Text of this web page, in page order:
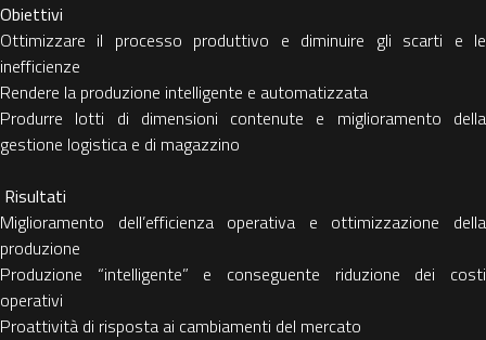
Obiettivi
Ottimizzare il processo produttivo e diminuire gli scarti e le
inefficienze
Rendere la produzione intelligente e automatizzata
Produrre lotti di dimensioni contenute e miglioramento della
gestione logistica e di magazzino
Risultati
Miglioramento dell’efficienza operativa e ottimizzazione della
produzione
Produzione “intelligente” e conseguente riduzione dei costi
operativi
Proattività di risposta ai cambiamenti del mercato